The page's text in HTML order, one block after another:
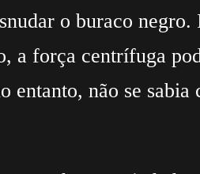
o buraco
a força centrífuga
não se sabia